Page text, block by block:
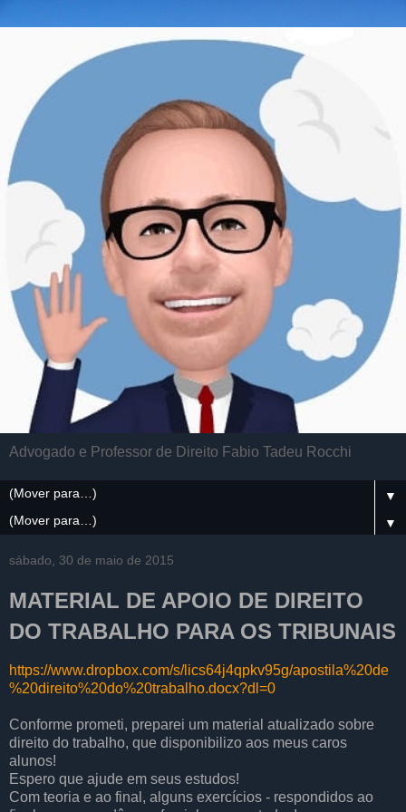
Advogado e Professor de Direito Fabio Tadeu Rocchi
▼
▼
sábado, 30 de maio de 2015
MATERIAL DE APOIO DE DIREITO
DO TRABALHO PARA OS TRIBUNAIS
https://www.dropbox.com/s/lics64j4qpkv95g/apostila%20de
%20direito%20do%20trabalho.docx?dl=0
Conforme prometi, preparei um material atualizado sobre
direito do trabalho, que disponibilizo aos meus caros
alunos!
Espero que ajude em seus estudos!
Com teoria e ao final, alguns exercícios - respondidos ao